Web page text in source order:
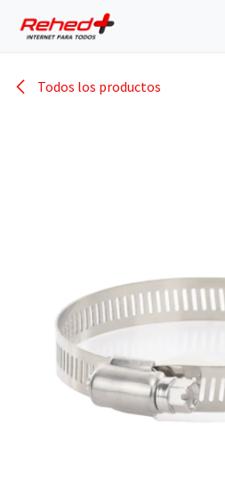
Todos los productos